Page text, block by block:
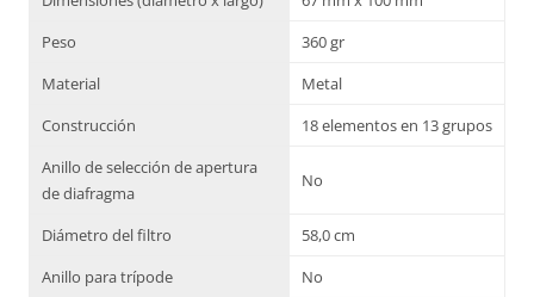
Peso
360 gr
Material
Metal
Construcción
18 elementos en 13 grupos
Anillo de selección de apertura
de diafragma
No
Diámetro del filtro
58,0 cm
Anillo para trípode
No